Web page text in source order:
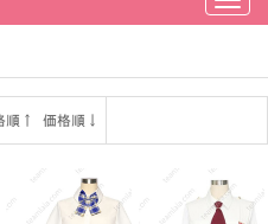
换
順↑ 価格順↓